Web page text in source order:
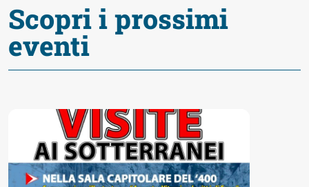
Scopri i prossimi
eventi